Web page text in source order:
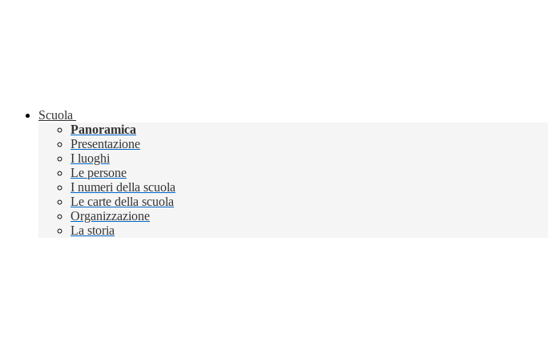
Scuola
Panoramica
Presentazione
I luoghi
Le persone
I numeri della scuola
Le carte della scuola
Organizzazione
La storia